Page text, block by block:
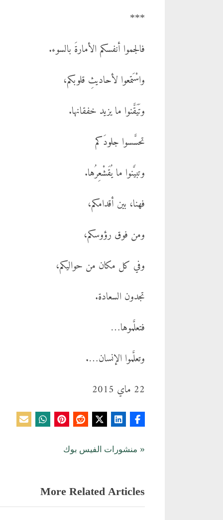
***
فالجموا أنفسكم الأمارةَ بالسوء.
واسْتَمعوا لأحاديثِ قلوبكم،
وتَيَقَّنوا ما يزيد خفقانها.
تحسَّسوا جلودَكم
وتبيَّنوا ما يُقَشْعِرُها.
فهنا، بين أقدامكم،
ومن فوق رؤوسكم،
وفي كل مكان من حواليكم،
تجدون السعادة.
فتعلَّموها…
وتعلَّموا الإنسان….
22 ماي 2015
المدونة
تصفّح
P
v
i
منشورات الفيس بوك
More Related Articles